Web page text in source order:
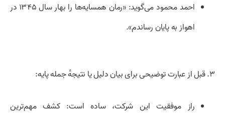
احمد محمود می‌گوید: «رمان همسایه‌ها را بهار سال ۱۳۴۵ در
اهواز به پایان رساندم».
۳. قبل از عبارت توضیحی برای بیان دلیل یا نتیجهٔ جمله پایه:
راز موفقیت این شرکت، ساده است: کشف مهم‌ترین